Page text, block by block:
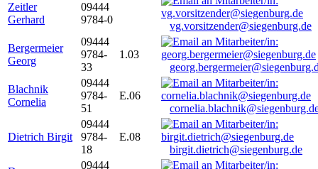
Zeitler
Gerhard
09444
9784-0
vg.vorsitzender@siegenburg.de
Bergermeier
Georg
09444
9784-
33
1.03
Blachnik
Cornelia
09444
9784-
51
E.06
Dietrich Birgit
09444
9784-
18
E.08
birgit.dietrich@siegenburg.de
09444